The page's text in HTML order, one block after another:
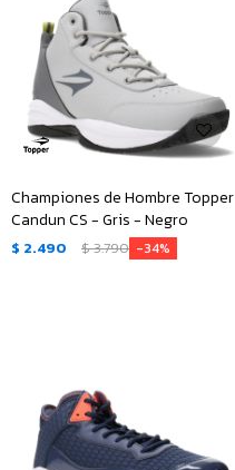
Championes de Hombre Topper
Candun CS - Gris - Negro
$ 2.490 $3.790 34